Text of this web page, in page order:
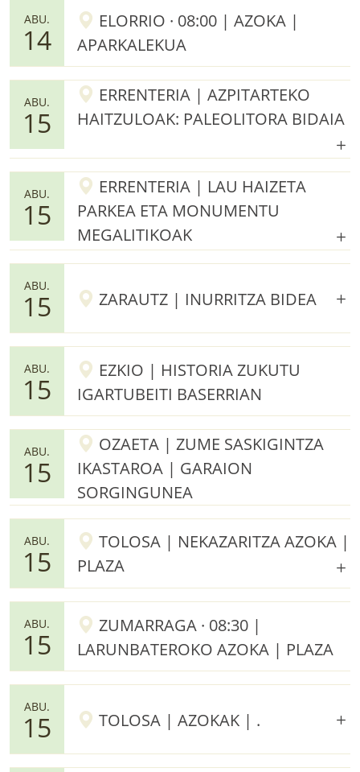
ABU.
14
ELORRIO · 08:00 | AZOKA |
APARKALEKUA
ABU.
15
ERRENTERIA | AZPITARTEKO
HAITZULOAK: PALEOLITORA BIDAIA
ABU.
15
ERRENTERIA | LAU HAIZETA
PARKEA ETA MONUMENTU
MEGALITIKOAK
ABU.
15 ZARAUTZ | INURRITZA BIDEA
ABU.
15
EZKIO | HISTORIA ZUKUTU
IGARTUBEITI BASERRIAN
ABU.
15
OZAETA | ZUME SASKIGINTZA
IKASTAROA | GARAION
SORGINGUNEA
ABU.
15
TOLOSA | NEKAZARITZA AZOKA |
PLAZA
ABU.
15
ZUMARRAGA · 08:30 |
LARUNBATEROKO AZOKA | PLAZA
ABU.
15 TOLOSA | AZOKAK | .